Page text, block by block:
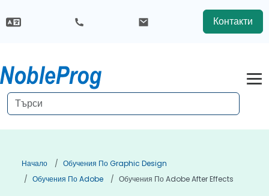
Контакти
Начало
Обучения По Graphic Design
Обучения По Adobe
Обучения По Adobe After Effects